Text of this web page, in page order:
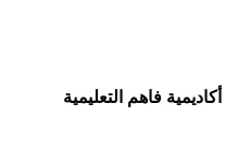
أكاديمية فاهم التعليمية